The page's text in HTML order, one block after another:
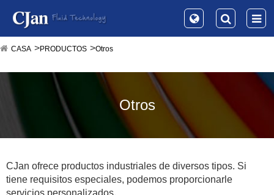
CASA PRODUCTOS Otros
Otros
CJan ofrece productos industriales de diversos tipos. Si
tiene requisitos especiales, podemos proporcionarle
servicios personalizados.